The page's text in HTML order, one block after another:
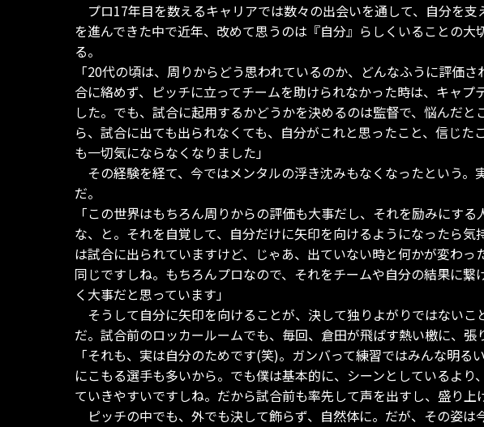
プロ17年目を数えるキャリアでは数々の出会いを通して、自分を
を進んできた中で近年、改めて思うのは『自分』らしくいることの
る。
「20代の頃は、周りからどう思われているのか、どんなふうに評価
合に絡めず、ピッチに立ってチームを助けられなかった時は、キャ
した。でも、試合に起用するかどうかを決めるのは監督で、悩んだ
ら、試合に出ても出られなくても、自分がこれと思ったこと、信じ
も一切気にならなくなりました」
その経験を経て、今ではメンタルの浮き沈みもなくなったという
だ。
「この世界はもちろん周りからの評価も大事だし、それを励みにす
な、と。それを自覚して、自分だけに矢印を向けるようになったら
は試合に出られていますけど、じゃあ、出ていない時と何かが変わ
同じですしね。もちろんプロなので、それをチームや自分の結果に
く大事だと思っています」
そうして自分に矢印を向けることが、決して独りよがりではない
だ。試合前のロッカールームでも、毎回、倉田が飛ばす熱い檄に、
「それも、実は自分のためです(笑)。ガンバって練習ではみんな明
にこもる選手も多いから。でも僕は基本的に、シーンとしているよ
ていきやすいですしね。だから試合前も率先して声を出すし、盛り上
ピッチの中でも、外でも決して飾らず、自然体に。だが、その姿は